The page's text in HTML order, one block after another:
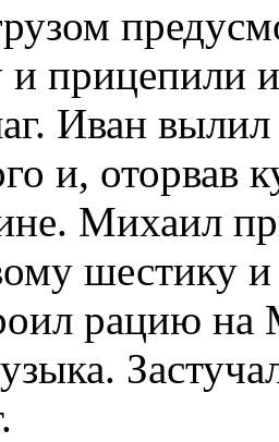
и прицепили
Иван
и, оторвав
Михаил
шестику
рацию на